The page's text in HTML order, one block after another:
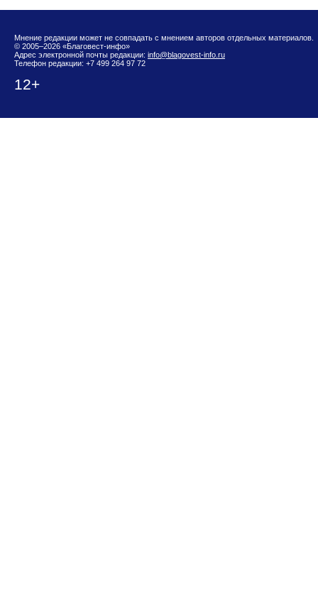
Мнение редакции может не совпадать с мнением авторов отдельных материалов.
© 2005–2026 «Благовест-инфо»
Адрес электронной почты редакции: info@blagovest-info.ru
Телефон редакции: +7 499 264 97 72
12+